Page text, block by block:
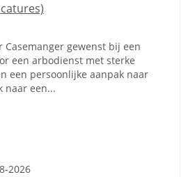
Casemanger gewenst bij een
een arbodienst met sterke
een persoonlijke aanpak naar
naar een...
2026